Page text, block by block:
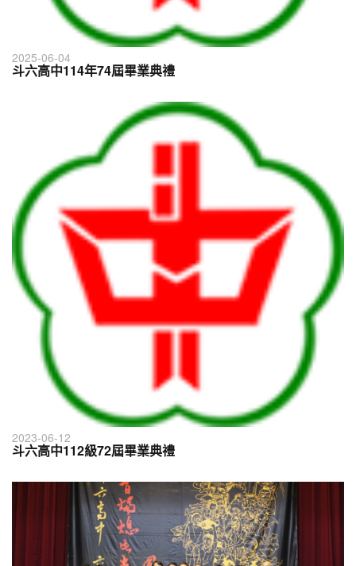
2025-06-04
斗六高中114年74屆畢業典禮
2023-06-12
斗六高中112級72屆畢業典禮